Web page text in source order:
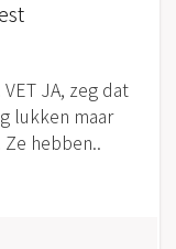
JA, zeg dat
lukken maar
hebben..